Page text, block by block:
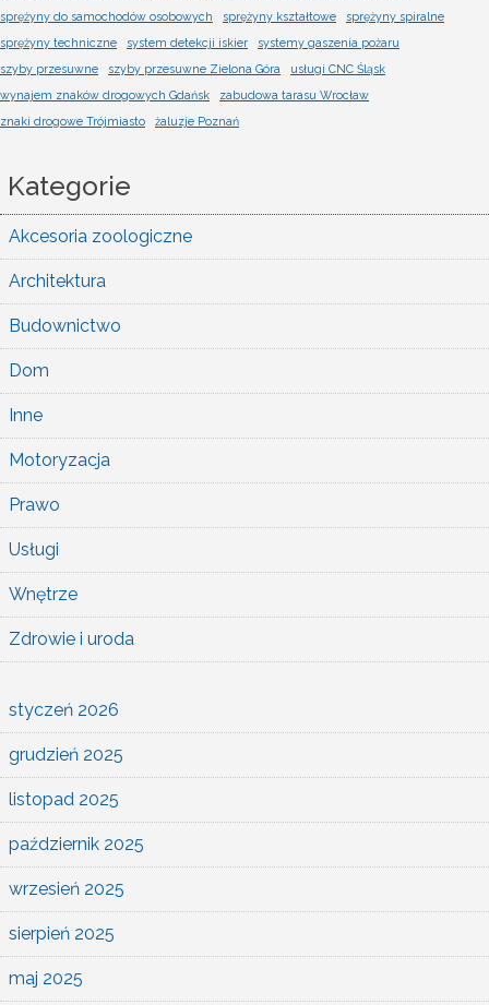
sprężyny do samochodów osobowych
sprężyny kształtowe
sprężyny spiralne
sprężyny techniczne
system detekcji iskier
systemy gaszenia pożaru
szyby przesuwne
szyby przesuwne Zielona Góra
usługi CNC Śląsk
wynajem znaków drogowych Gdańsk
zabudowa tarasu Wrocław
znaki drogowe Trójmiasto
żaluzje Poznań
Kategorie
Akcesoria zoologiczne
Architektura
Budownictwo
Dom
Inne
Motoryzacja
Prawo
Usługi
Wnętrze
Zdrowie i uroda
styczeń 2026
grudzień 2025
listopad 2025
październik 2025
wrzesień 2025
sierpień 2025
maj 2025